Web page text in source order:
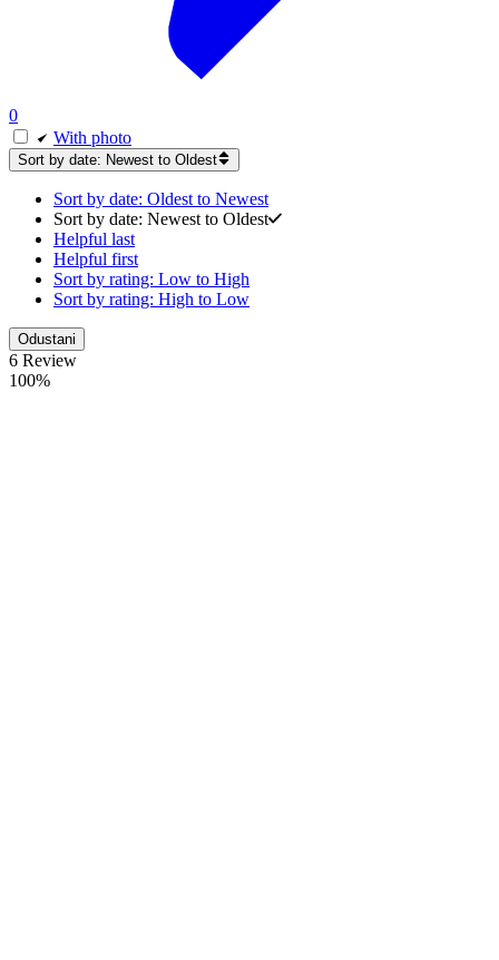
0
With photo
Sort by date: Newest to Oldest
Sort by date: Oldest to Newest
Sort by date: Newest to Oldest
Helpful last
Helpful first
Sort by rating: Low to High
Sort by rating: High to Low
Odustani
6 Review
100%